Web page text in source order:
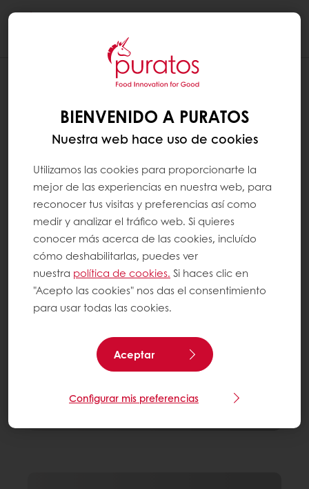
BIENVENIDO A PURATOS
Nuestra web hace uso de cookies
Utilizamos las cookies para proporcionarte la
mejor de las experiencias en nuestra web, para
reconocer tus visitas y preferencias así como
medir y analizar el tráfico web. Si quieres
conocer más acerca de las cookies, incluído
cómo deshabilitarlas, puedes ver
nuestra política de cookies. Si haces clic en
"Acepto las cookies" nos das el consentimiento
para usar todas las cookies.
Aceptar
Configurar mis preferencias